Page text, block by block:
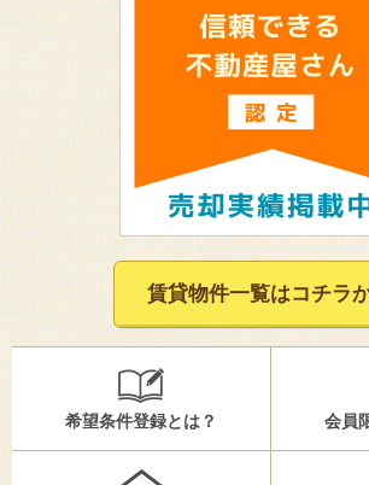
賃貸物件一覧はコチラ
希望条件登録とは？ 会員